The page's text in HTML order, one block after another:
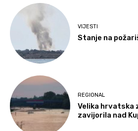
VIJESTI
Stanje na
REGIONAL
Velika hrvatska
zavijorila nad